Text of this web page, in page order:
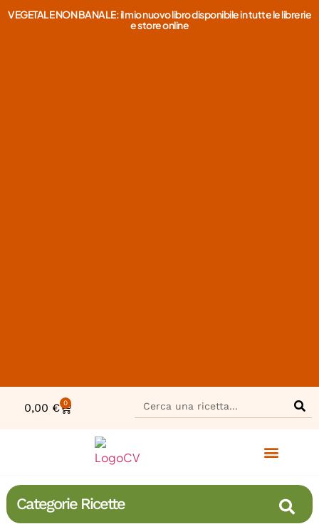
VEGETALE NON BANALE: il mio nuovo libro disponibile in tutte le librerie
e store online
0,00 € 0
Categorie Ricette